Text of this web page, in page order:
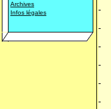
Archives
Infos légales
-
-
-
-
-
-